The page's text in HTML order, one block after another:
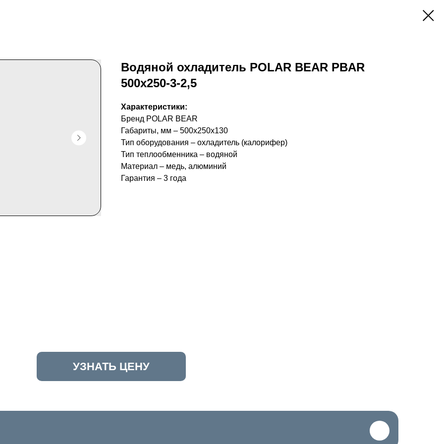
Водяной охладитель POLAR BEAR PBAR
500x250-3-2,5
Характеристики:
Бренд POLAR BEAR
Габариты, мм – 500x250x130
Тип оборудования – охладитель (калорифер)
Тип теплообменника – водяной
Материал – медь, алюминий
Гарантия – 3 года
УЗНАТЬ ЦЕНУ